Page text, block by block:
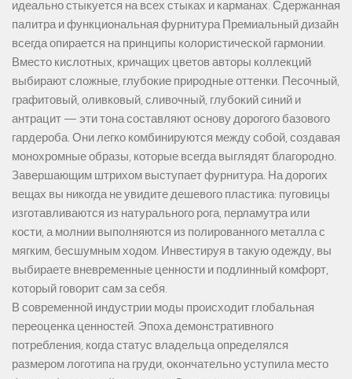
идеально стыкуется на всех стыках и карманах. Сдержанная
палитра и функциональная фурнитура Премиальный дизайн
всегда опирается на принципы колористической гармонии.
Вместо кислотных, кричащих цветов авторы коллекций
выбирают сложные, глубокие природные оттенки. Песочный,
графитовый, оливковый, сливочный, глубокий синий и
антрацит — эти тона составляют основу дорогого базового
гардероба. Они легко комбинируются между собой, создавая
монохромные образы, которые всегда выглядят благородно.
Завершающим штрихом выступает фурнитура. На дорогих
вещах вы никогда не увидите дешевого пластика: пуговицы
изготавливаются из натурального рога, перламутра или
кости, а молнии выполняются из полированного металла с
мягким, бесшумным ходом. Инвестируя в такую одежду, вы
выбираете вневременные ценности и подлинный комфорт,
который говорит сам за себя.
В современной индустрии моды происходит глобальная
переоценка ценностей. Эпоха демонстративного
потребления, когда статус владельца определялся
размером логотипа на груди, окончательно уступила место